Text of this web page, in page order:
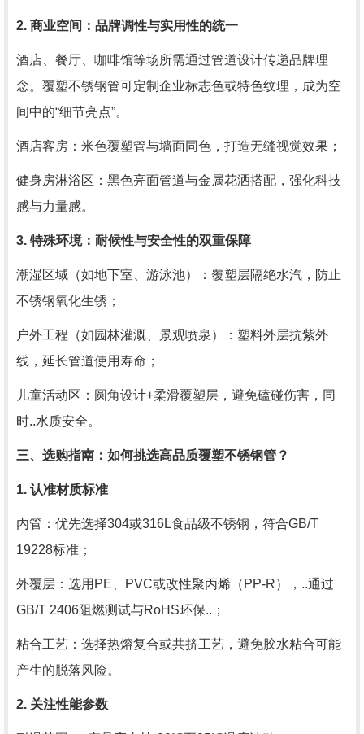
2. 商业空间：品牌调性与实用性的统一
酒店、餐厅、咖啡馆等场所需通过管道设计传递品牌理
念。覆塑不锈钢管可定制企业标志色或特色纹理，成为空
间中的“细节亮点”。
酒店客房：米色覆塑管与墙面同色，打造无缝视觉效果；
健身房淋浴区：黑色亮面管道与金属花洒搭配，强化科技
感与力量感。
3. 特殊环境：耐候性与安全性的双重保障
潮湿区域（如地下室、游泳池）：覆塑层隔绝水汽，防止
不锈钢氧化生锈；
户外工程（如园林灌溉、景观喷泉）：塑料外层抗紫外
线，延长管道使用寿命；
儿童活动区：圆角设计+柔滑覆塑层，避免磕碰伤害，同
时..水质安全。
三、选购指南：如何挑选高品质覆塑不锈钢管？
1. 认准材质标准
内管：优先选择304或316L食品级不锈钢，符合GB/T
19228标准；
外覆层：选用PE、PVC或改性聚丙烯（PP-R），..通过
GB/T 2406阻燃测试与RoHS环保..；
粘合工艺：选择热熔复合或共挤工艺，避免胶水粘合可能
产生的脱落风险。
2. 关注性能参数